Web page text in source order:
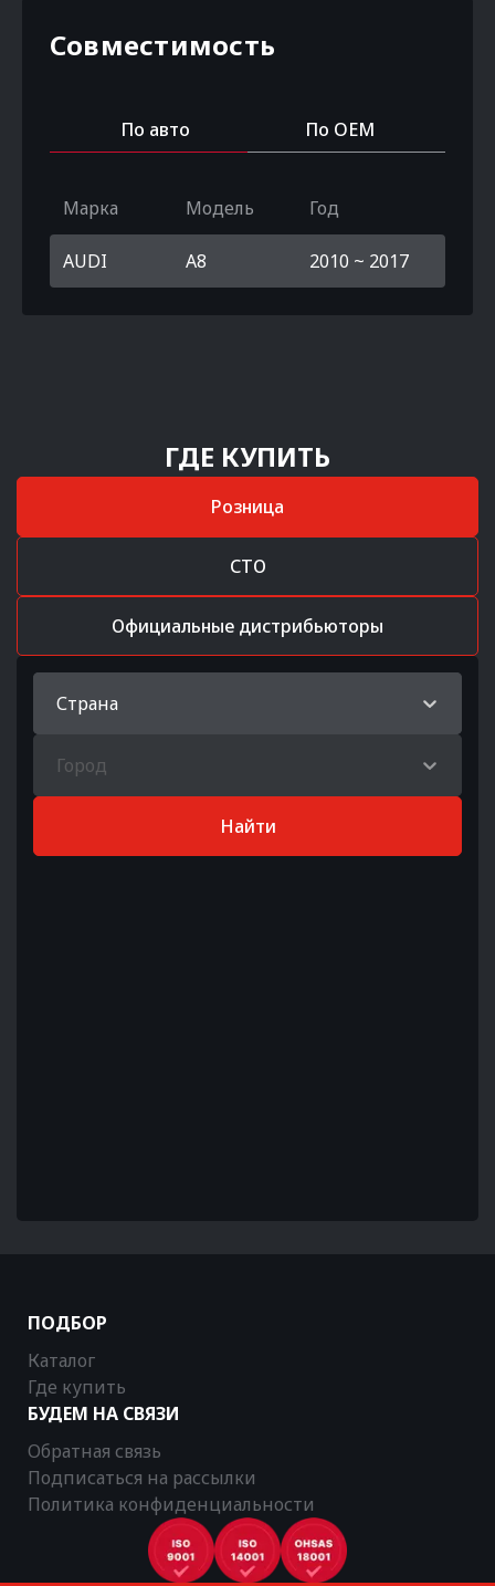
Совместимость
По авто По OEM
Марка Модель Год
AUDI A8 2010 ~ 2017
ГДЕ КУПИТЬ
Розница
СТО
Официальные дистрибьюторы
Страна
Город
Найти
ПОДБОР
Каталог
Где купить
БУДЕМ НА СВЯЗИ
Обратная связь
Подписаться на рассылки
Политика конфиденциальности